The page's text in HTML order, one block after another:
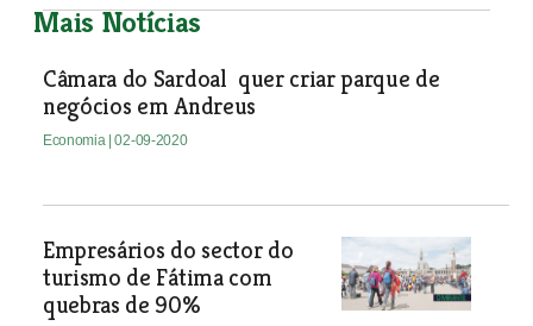
Mais Notícias
Câmara do Sardoal quer criar parque de
negócios em Andreus
Economia | 02-09-2020
Empresários do sector do
turismo de Fátima com
quebras de 90%